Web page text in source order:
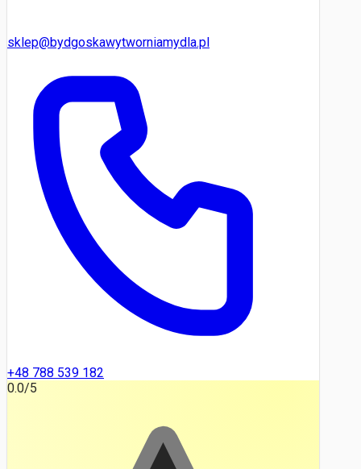
sklep@bydgoskawytworniamydla.pl
+48 788 539 182
0.0/5